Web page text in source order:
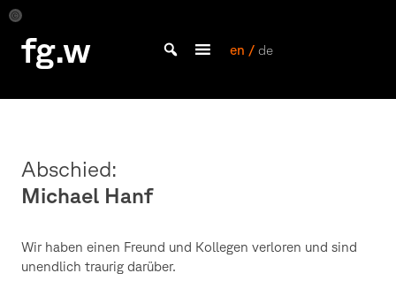
Skip
content
fg.w
Bachelor Kommunikationsdesign und Master Design & Information studieren
en / de
Abschied:
Michael Hanf
Wir haben einen Freund und Kollegen verloren und sind
unendlich traurig darüber.